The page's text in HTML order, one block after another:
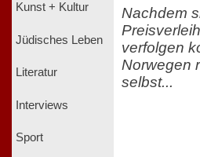
Kunst + Kultur
Jüdisches Leben
Literatur
Interviews
Sport
Nachdem
verfolgen
Norwegen
selbst...